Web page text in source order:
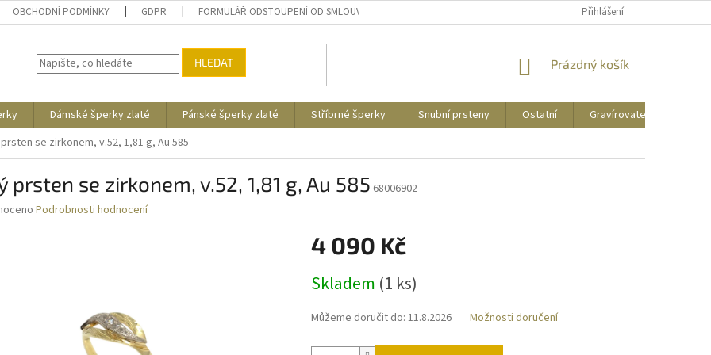
OBCHODNÍ PODMÍNKY GDPR FORMULÁŘ ODSTOUPENÍ OD SMLOUVY CENY DOPRAVYPřihlášení
HLEDAT
NÁKUPNÍ
Prázdný košík
Dámské šperky zlaté Pánské šperky zlaté Stříbrné šperky Snubní prsteny Ostatní Gravírovatelné
se zirkonem, v.52, 1,81 g, Au 585
prsten se zirkonem, v.52, 1,81 g, Au 585 68006902
Podrobnosti hodnocení
4 090 Kč
cena:
Skladem (1 ks)
Můžeme doručit do: 11.8.2026 Možnosti doručení